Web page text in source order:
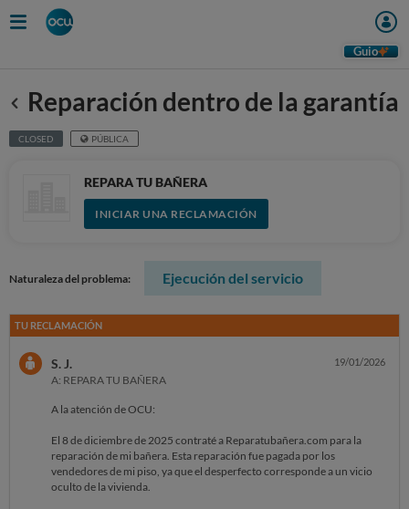
Guio
Anterior
Reparación dentro de la garantía
CLOSED PÚBLICA
REPARA TU BAÑERA
INICIAR UNA RECLAMACIÓN
Naturaleza del problema: Ejecución del servicio
TU RECLAMACIÓN
S. J.
A: REPARA TU BAÑERA
19/01/2026
A la atención de OCU:
El 8 de diciembre de 2025 contraté a Reparatubañera.com para la
reparación de mi bañera. Esta reparación fue pagada por los
vendedores de mi piso, ya que el desperfecto corresponde a un vicio
oculto de la vivienda.